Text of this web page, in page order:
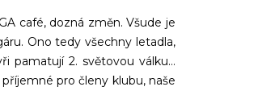
café, dozná změn. Všude je
Ono tedy všechny letadla,
pamatují 2. světovou válku…
pro členy klubu, naše